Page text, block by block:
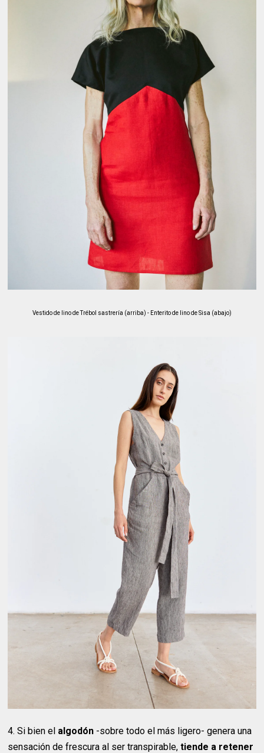
Vestido de lino de Trébol sastrería (arriba) - Enterito de lino de Sisa (abajo)
4. Si bien el algodón -sobre todo el más ligero- genera una
sensación de frescura al ser transpirable,tiende a retener